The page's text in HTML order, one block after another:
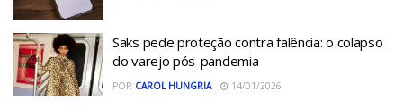
Saks pede proteção contra falência: o colapso
do varejo pós-pandemia
POR CAROL HUNGRIA 14/01/2026